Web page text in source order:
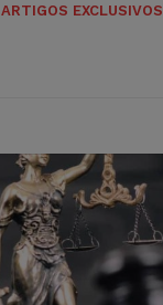
ARTIGOS EXCLUSIVOS